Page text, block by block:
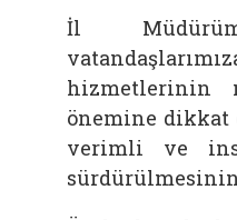
İl
hizmetlerinin
önemine
verimli ve